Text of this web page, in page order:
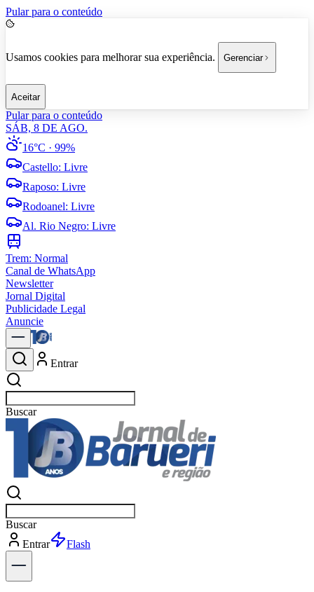
Pular para o conteúdo
Usamos cookies para melhorar sua experiência. Gerenciar
Aceitar
Pular para o conteúdo
SÁB, 8 DE AGO.
16°C · 99%
Castello: Livre
Raposo: Livre
Rodoanel: Livre
Al. Rio Negro: Livre
Trem: Normal
Canal de WhatsApp
Newsletter
Jornal Digital
Publicidade Legal
Anuncie
Entrar
Buscarnot
Buscarnot
Entrar
Explorar